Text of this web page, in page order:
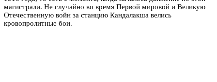
магистрали. Не случайно во время Первой мировой и Великую
Отечественную войн за станцию Кандалакша велись
кровопролитные бои.